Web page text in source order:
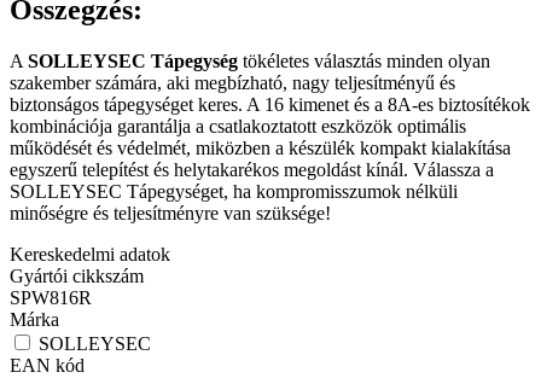
Összegzés:
A SOLLEYSEC Tápegység tökéletes választás minden olyan
szakember számára, aki megbízható, nagy teljesítményű és
biztonságos tápegységet keres. A 16 kimenet és a 8A-es biztosítékok
kombinációja garantálja a csatlakoztatott eszközök optimális
működését és védelmét, miközben a készülék kompakt kialakítása
egyszerű telepítést és helytakarékos megoldást kínál. Válassza a
SOLLEYSEC Tápegységet, ha kompromisszumok nélküli
minőségre és teljesítményre van szüksége!
Kereskedelmi adatok
Gyártói cikkszám
SPW816R
Márka
SOLLEYSEC
EAN kód